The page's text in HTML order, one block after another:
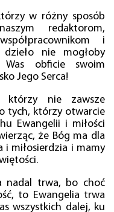
w różny sposób
redaktorom,
i
nie mogłoby
obficie swoim
Jego Serca!
którzy nie zawsze
tych, którzy otwarcie
Ewangelii i miłości
że Bóg ma dla
i miłosierdzia i mamy
nadal trwa, bo choć
to Ewangelia trwa
wszystkich dalej, ku